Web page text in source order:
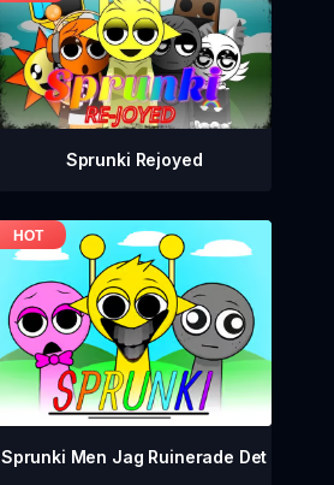
Sprunki Rejoyed
Sprunki Men Jag Ruinerade Det